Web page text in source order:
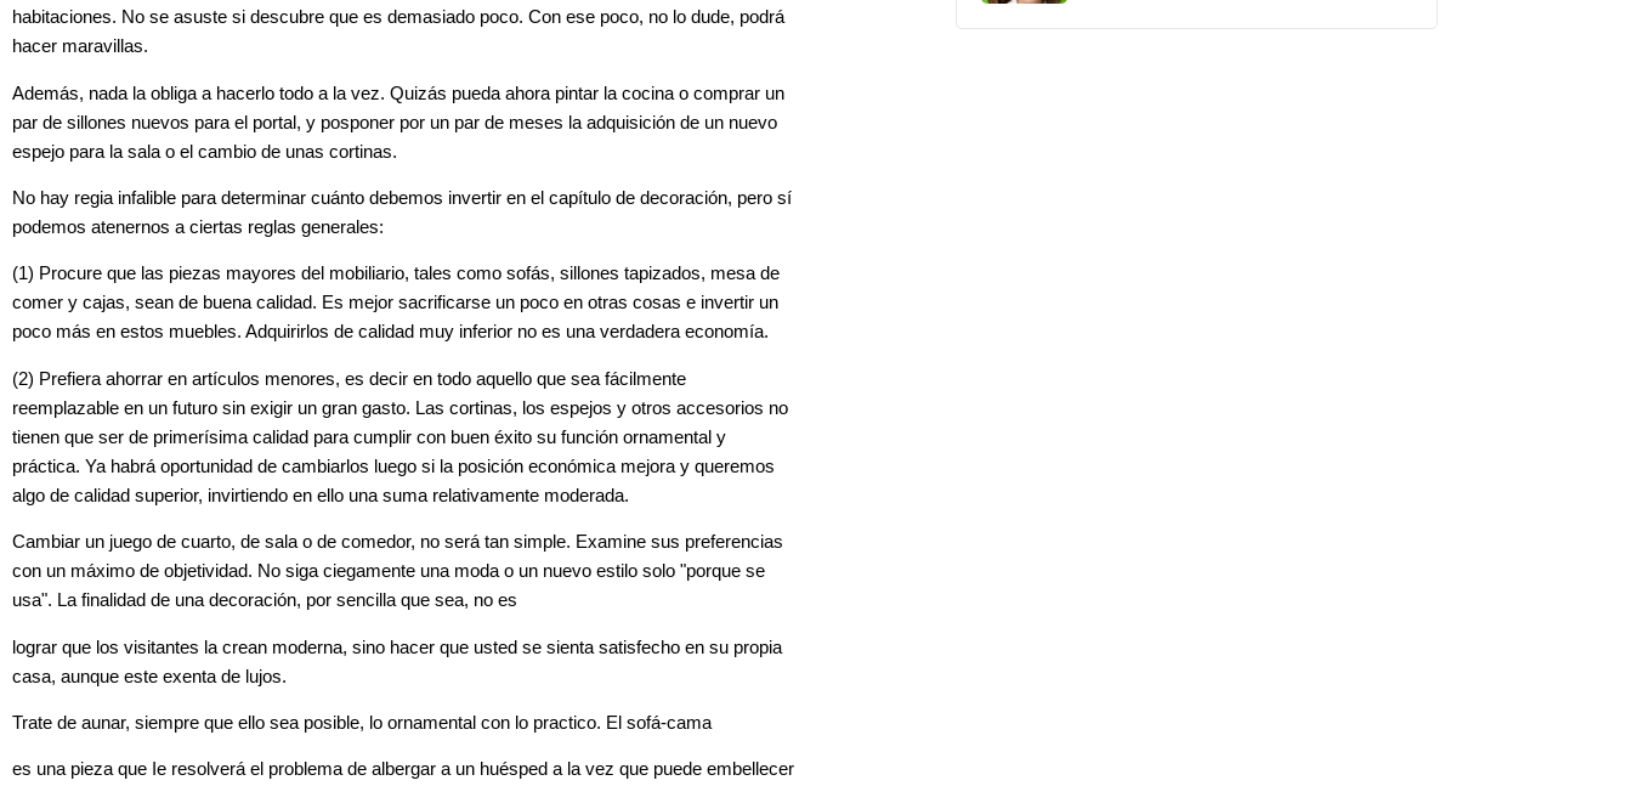
habitaciones. No se asuste si descubre que es demasiado poco. Con ese poco, no lo dude, podrá
hacer maravillas.
Además, nada la obliga a hacerlo todo a la vez. Quizás pueda ahora pintar la cocina o comprar un
par de sillones nuevos para el portal, y posponer por un par de meses la adquisición de un nuevo
espejo para la sala o el cambio de unas cortinas.
No hay regia infalible para determinar cuánto debemos invertir en el capítulo de decoración, pero sí
podemos atenernos a ciertas reglas generales:
(1) Procure que las piezas mayores del mobiliario, tales como sofás, sillones tapizados, mesa de
comer y cajas, sean de buena calidad. Es mejor sacrificarse un poco en otras cosas e invertir un
poco más en estos muebles. Adquirirlos de calidad muy inferior no es una verdadera economía.
(2) Prefiera ahorrar en artículos menores, es decir en todo aquello que sea fácilmente
reemplazable en un futuro sin exigir un gran gasto. Las cortinas, los espejos y otros accesorios no
tienen que ser de primerísima calidad para cumplir con buen éxito su función ornamental y
práctica. Ya habrá oportunidad de cambiarlos luego si la posición económica mejora y queremos
algo de calidad superior, invirtiendo en ello una suma relativamente moderada.
Cambiar un juego de cuarto, de sala o de comedor, no será tan simple. Examine sus preferencias
con un máximo de objetividad. No siga ciegamente una moda o un nuevo estilo solo "porque se
usa". La finalidad de una decoración, por sencilla que sea, no es
lograr que los visitantes la crean moderna, sino hacer que usted se sienta satisfecho en su propia
casa, aunque este exenta de lujos.
Trate de aunar, siempre que ello sea posible, lo ornamental con lo practico. El sofá-cama
es una pieza que Ie resolverá el problema de albergar a un huésped a la vez que puede embellecer